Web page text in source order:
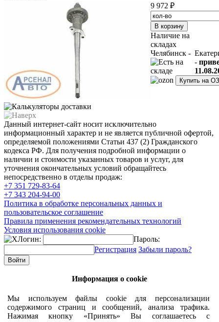
9 972 ₽
Наличие на
складах
Челябинск -
-
Купить на
Данный интернет-сайт носит исключительно
информационный характер и не является публичной офертой,
определяемой положениями Статьи 437 (2) Гражданского
кодекса РФ. Для получения подробной информации о
наличии и стоимости указанных товаров и услуг, для
уточнения окончательных условий обращайтесь
непосредственно в отделы продаж:
+7 351 729-83-64
+7 343 204-94-00
Политика в обработке персональных данных и
пользовательское соглашение
Правила применения рекомендательных технологий
Условия использования cookie
Логин:
Пароль:
Регистрация Забыли пароль?
Информация о cookie
Мы используем файлы cookie для персонализации
содержимого страниц и сообщений, анализа трафика.
Нажимая кнопку «Принять» Вы соглашаетесь с